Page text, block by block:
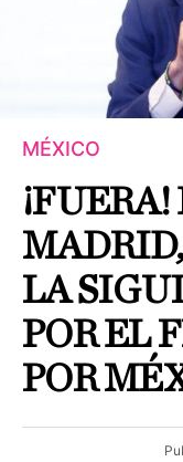
MÉXICO
LA
POR EL
POR